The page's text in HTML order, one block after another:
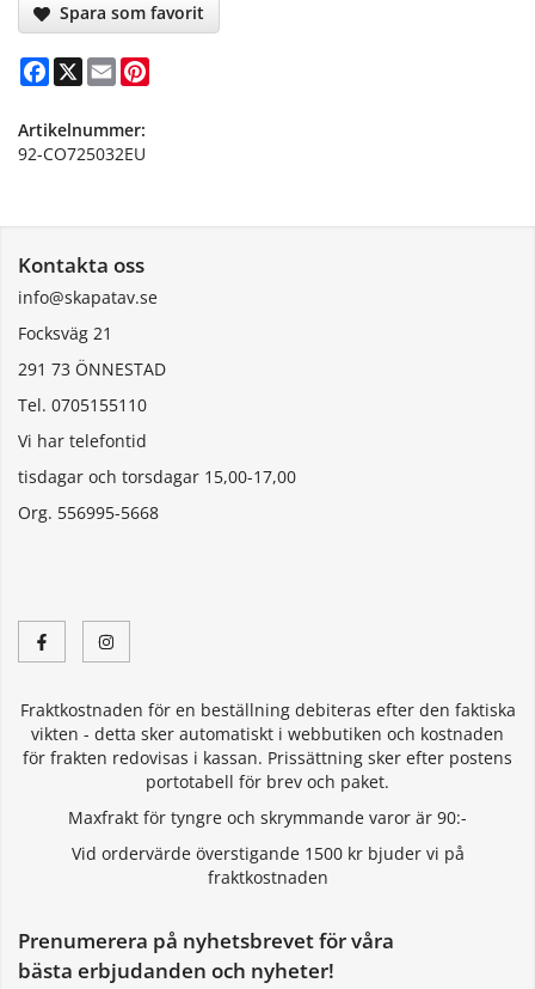
Spara som favorit
Facebook
X Email
Artikelnummer:
92-CO725032EU
Kontakta oss
info@skapatav.se
Focksväg 21
291 73 ÖNNESTAD
Tel. 0705155110
Vi har telefontid
tisdagar och torsdagar 15,00-17,00
Org. 556995-5668
Fraktkostnaden för en beställning debiteras efter den faktiska
vikten - detta sker automatiskt i webbutiken och kostnaden
för frakten redovisas i kassan. Prissättning sker efter postens
portotabell för brev och paket.
Maxfrakt för tyngre och skrymmande varor är 90:-
Vid ordervärde överstigande 1500 kr bjuder vi på
fraktkostnaden
Prenumerera på nyhetsbrevet för våra
bästa erbjudanden och nyheter!